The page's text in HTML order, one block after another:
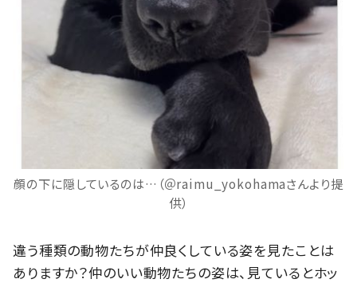
顔の下に隠しているのは…（＠raimu_yokohamaさんより提
供）
違う種類の動物たちが仲良くしている姿を見たことは
ありますか？仲のいい動物たちの姿は、見ているとホッ